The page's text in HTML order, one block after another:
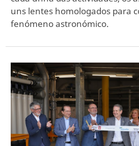
uns lentes homologados para
fenómeno astronómico.